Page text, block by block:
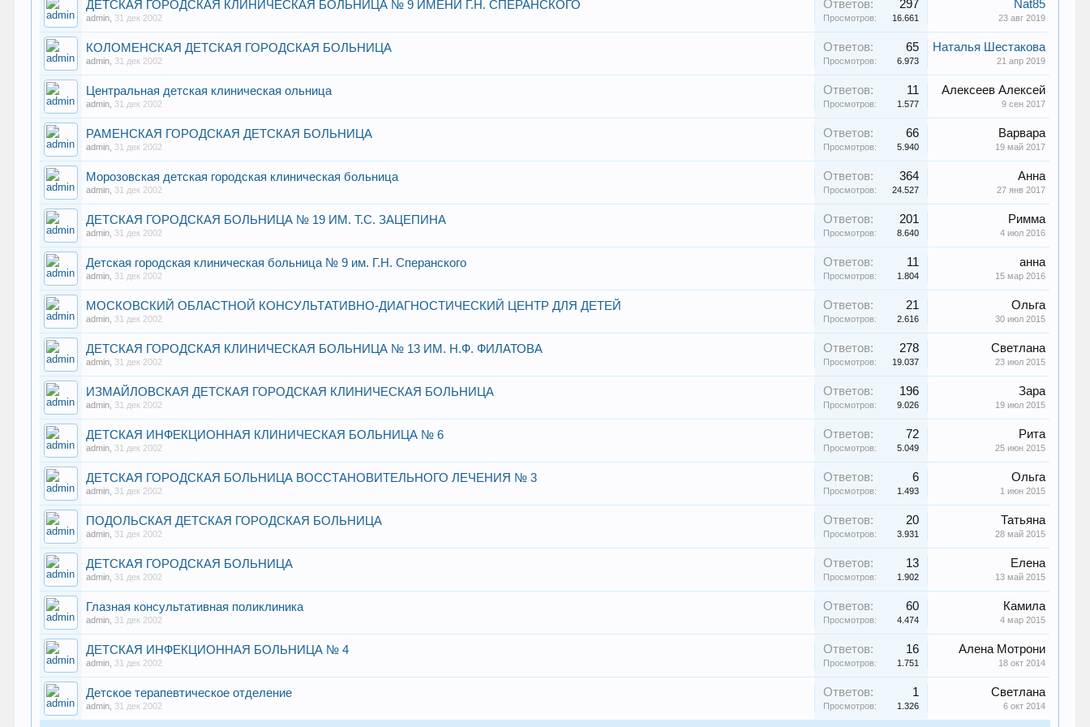
ДЕТСКАЯ ГОРОДСКАЯ КЛИНИЧЕСКАЯ БОЛЬНИЦА № 9 ИМЕНИ Г.Н. СПЕРАНСКОГО
admin 31 дек 2002
Ответов: 297
Просмотров: 16.661
Nat85
23 авг 2019
КОЛОМЕНСКАЯ ДЕТСКАЯ ГОРОДСКАЯ БОЛЬНИЦА
admin 31 дек 2002
Ответов: 65
Просмотров: 6.973
Наталья Шестакова
21 апр 2019
Центральная детская клиническая ольница
admin 31 дек 2002
Ответов: 11
Просмотров: 1.577
Алексеев Алексей
9 сен 2017
РАМЕНСКАЯ ГОРОДСКАЯ ДЕТСКАЯ БОЛЬНИЦА
admin 31 дек 2002
Ответов: 66
Просмотров: 5.940
Варвара
19 май 2017
Морозовская детская городская клиническая больница
admin 31 дек 2002
Ответов: 364
Просмотров: 24.527
Анна
27 янв 2017
ДЕТСКАЯ ГОРОДСКАЯ БОЛЬНИЦА № 19 ИМ. Т.С. ЗАЦЕПИНА
admin 31 дек 2002
Ответов: 201
Просмотров: 8.640
Римма
4 июл 2016
Детская городская клиническая больница № 9 им. Г.Н. Сперанского
admin 31 дек 2002
Ответов: 11
Просмотров: 1.804
анна
15 мар 2016
МОСКОВСКИЙ ОБЛАСТНОЙ КОНСУЛЬТАТИВНО-ДИАГНОСТИЧЕСКИЙ ЦЕНТР ДЛЯ ДЕТЕЙ
admin 31 дек 2002
Ответов: 21
Просмотров: 2.616
Ольга
30 июл 2015
ДЕТСКАЯ ГОРОДСКАЯ КЛИНИЧЕСКАЯ БОЛЬНИЦА № 13 ИМ. Н.Ф. ФИЛАТОВА
admin 31 дек 2002
Ответов: 278
Просмотров: 19.037
Светлана
23 июл 2015
ИЗМАЙЛОВСКАЯ ДЕТСКАЯ ГОРОДСКАЯ КЛИНИЧЕСКАЯ БОЛЬНИЦА
admin 31 дек 2002
Ответов: 196
Просмотров: 9.026
Зара
19 июл 2015
ДЕТСКАЯ ИНФЕКЦИОННАЯ КЛИНИЧЕСКАЯ БОЛЬНИЦА № 6
admin 31 дек 2002
Ответов: 72
Просмотров: 5.049
Рита
25 июн 2015
ДЕТСКАЯ ГОРОДСКАЯ БОЛЬНИЦА ВОССТАНОВИТЕЛЬНОГО ЛЕЧЕНИЯ № 3
admin 31 дек 2002
Ответов: 6
Просмотров: 1.493
Ольга
1 июн 2015
ПОДОЛЬСКАЯ ДЕТСКАЯ ГОРОДСКАЯ БОЛЬНИЦА
admin 31 дек 2002
Ответов: 20
Просмотров: 3.931
Татьяна
28 май 2015
ДЕТСКАЯ ГОРОДСКАЯ БОЛЬНИЦА
admin 31 дек 2002
Ответов: 13
Просмотров: 1.902
Елена
13 май 2015
Глазная консультативная поликлиника
admin 31 дек 2002
Ответов: 60
Просмотров: 4.474
Камила
4 мар 2015
ДЕТСКАЯ ИНФЕКЦИОННАЯ БОЛЬНИЦА № 4
admin 31 дек 2002
Ответов: 16
Просмотров: 1.751
Алена Мотрони
18 окт 2014
Детское терапевтическое отделение
admin 31 дек 2002
Ответов: 1
Просмотров: 1.326
Светлана
6 окт 2014